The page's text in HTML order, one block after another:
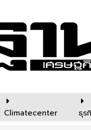
Climatecenter ธุร